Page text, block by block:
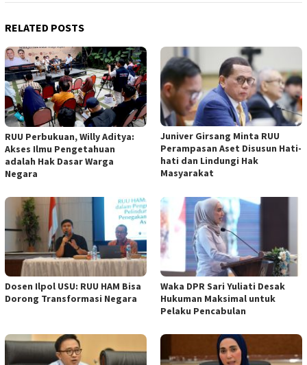
RELATED POSTS
RUU Perbukuan, Willy Aditya:
Akses Ilmu Pengetahuan
adalah Hak Dasar Warga
Negara
Juniver Girsang Minta RUU
Perampasan Aset Disusun Hati-
hati dan Lindungi Hak
Masyarakat
Dosen Ilpol USU: RUU HAM Bisa
Dorong Transformasi Negara
Waka DPR Sari Yuliati Desak
Hukuman Maksimal untuk
Pelaku Pencabulan